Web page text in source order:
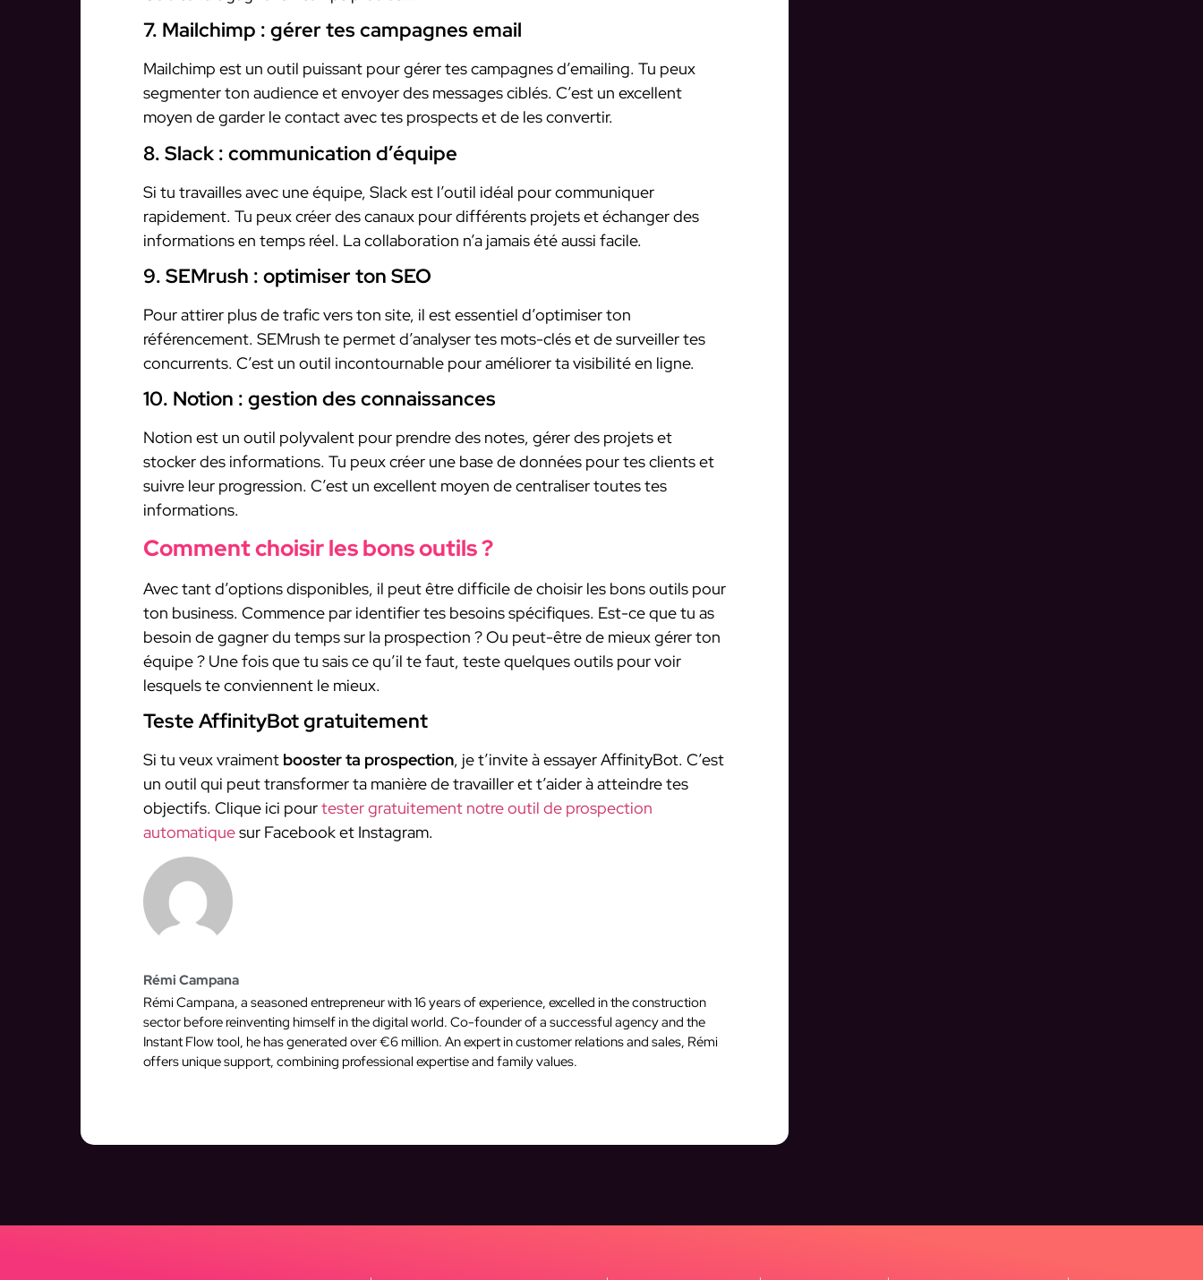
7. Mailchimp : gérer tes campagnes email
Mailchimp est un outil puissant pour gérer tes campagnes d’emailing. Tu peux
segmenter ton audience et envoyer des messages ciblés. C’est un excellent
moyen de garder le contact avec tes prospects et de les convertir.
8. Slack : communication d’équipe
Si tu travailles avec une équipe, Slack est l’outil idéal pour communiquer
rapidement. Tu peux créer des canaux pour différents projets et échanger des
informations en temps réel. La collaboration n’a jamais été aussi facile.
9. SEMrush : optimiser ton SEO
Pour attirer plus de trafic vers ton site, il est essentiel d’optimiser ton
référencement. SEMrush te permet d’analyser tes mots-clés et de surveiller tes
concurrents. C’est un outil incontournable pour améliorer ta visibilité en ligne.
10. Notion : gestion des connaissances
Notion est un outil polyvalent pour prendre des notes, gérer des projets et
stocker des informations. Tu peux créer une base de données pour tes clients et
suivre leur progression. C’est un excellent moyen de centraliser toutes tes
informations.
Comment choisir les bons outils ?
Avec tant d’options disponibles, il peut être difficile de choisir les bons outils pour
ton business. Commence par identifier tes besoins spécifiques. Est-ce que tu as
besoin de gagner du temps sur la prospection ? Ou peut-être de mieux gérer ton
équipe ? Une fois que tu sais ce qu’il te faut, teste quelques outils pour voir
lesquels te conviennent le mieux.
Teste AffinityBot gratuitement
Si tu veux vraiment booster ta prospection, je t’invite à essayer AffinityBot. C’est
un outil qui peut transformer ta manière de travailler et t’aider à atteindre tes
objectifs. Clique ici pourtester gratuitement notre outil de prospection
automatiquesur Facebook et Instagram.
Rémi Campana
Rémi Campana, a seasoned entrepreneur with 16 years of experience, excelled in the construction
sector before reinventing himself in the digital world. Co-founder of a successful agency and the
Instant Flow tool, he has generated over €6 million. An expert in customer relations and sales, Rémi
offers unique support, combining professional expertise and family values.